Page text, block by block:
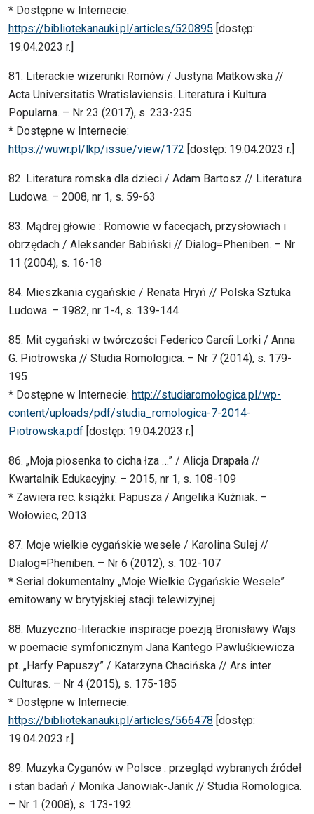
* Dostępne w Internecie:
https://bibliotekanauki.pl/articles/520895 [dostęp:
19.04.2023 r.]
81. Literackie wizerunki Romów / Justyna Matkowska //
Acta Universitatis Wratislaviensis. Literatura i Kultura
Popularna. – Nr 23 (2017), s. 233-235
* Dostępne w Internecie:
https://wuwr.pl/lkp/issue/view/172 [dostęp: 19.04.2023 r.]
82. Literatura romska dla dzieci / Adam Bartosz // Literatura
Ludowa. – 2008, nr 1, s. 59-63
83. Mądrej głowie : Romowie w facecjach, przysłowiach i
obrzędach / Aleksander Babiński // Dialog=Pheniben. – Nr
11 (2004), s. 16-18
84. Mieszkania cygańskie / Renata Hryń // Polska Sztuka
Ludowa. – 1982, nr 1-4, s. 139-144
85. Mit cygański w twórczości Federico Garcíi Lorki / Anna
G. Piotrowska // Studia Romologica. – Nr 7 (2014), s. 179-
195
* Dostępne w Internecie: http://studiaromologica.pl/wp-
content/uploads/pdf/studia_romologica-7-2014-
Piotrowska.pdf [dostęp: 19.04.2023 r.]
86. „Moja piosenka to cicha łza …” / Alicja Drapała //
Kwartalnik Edukacyjny. – 2015, nr 1, s. 108-109
* Zawiera rec. książki: Papusza / Angelika Kuźniak. –
Wołowiec, 2013
87. Moje wielkie cygańskie wesele / Karolina Sulej //
Dialog=Pheniben. – Nr 6 (2012), s. 102-107
* Serial dokumentalny „Moje Wielkie Cygańskie Wesele”
emitowany w brytyjskiej stacji telewizyjnej
88. Muzyczno-literackie inspiracje poezją Bronisławy Wajs
w poemacie symfonicznym Jana Kantego Pawluśkiewicza
pt. „Harfy Papuszy” / Katarzyna Chacińska // Ars inter
Culturas. – Nr 4 (2015), s. 175-185
* Dostępne w Internecie:
https://bibliotekanauki.pl/articles/566478 [dostęp:
19.04.2023 r.]
89. Muzyka Cyganów w Polsce : przegląd wybranych źródeł
i stan badań / Monika Janowiak-Janik // Studia Romologica.
– Nr 1 (2008), s. 173-192